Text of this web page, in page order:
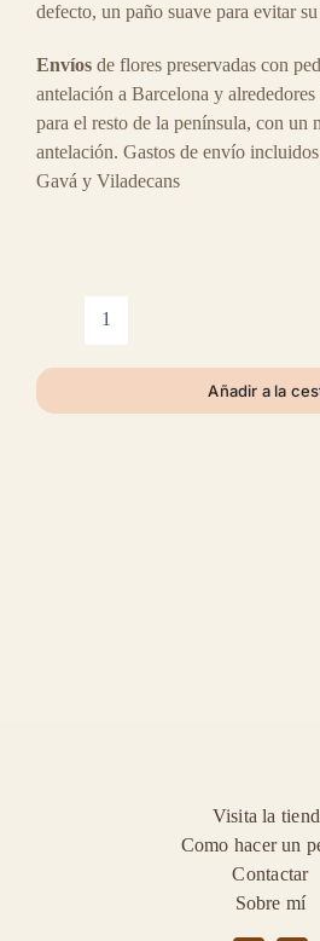
defecto, un paño suave para evitar
Envíosde flores preservadas con
antelación a Barcelona y
para el resto de la península, con un
antelación. Gastos de envío
Gavá y Viladecans
hortensias-
Añadir a la
Visita la
Como hacer un
Contactar
Sobre mí